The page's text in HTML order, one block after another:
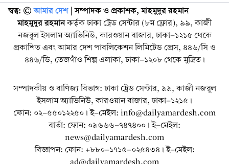
স্বত্ব: ©️ আমার দেশ| সম্পাদক ও প্রকাশক, মাহমুদুর রহমান
মাহমুদুর রহমানকর্তৃক ঢাকা ট্রেড সেন্টার (৮ম ফ্লোর), ৯৯, কাজী
নজরুল ইসলাম অ্যাভিনিউ, কারওয়ান বাজার, ঢাকা-১২১৫ থেকে
প্রকাশিত এবং আমার দেশ পাবলিকেশন লিমিটেড প্রেস, ৪৪৬/সি ও
৪৪৬/ডি, তেজগাঁও শিল্প এলাকা, ঢাকা-১২০৮ থেকে মুদ্রিত।
সম্পাদকীয় ও বাণিজ্য বিভাগ: ঢাকা ট্রেড সেন্টার, ৯৯, কাজী নজরুল
ইসলাম অ্যাভিনিউ, কারওয়ান বাজার, ঢাকা-১২১৫।
ফোন: ০২-৫৫০১২২৫০। ই-মেইল: info@dailyamardesh.com
বার্তা: ফোন: ০৯৬৬৬-৭৪৭৪০০। ই-মেইল:
news@dailyamardesh.com
বিজ্ঞাপন: ফোন: +৮৮০-১৭১৫-০২৫৪৩৪ । ই-মেইল:
ad@dailyamardesh.com